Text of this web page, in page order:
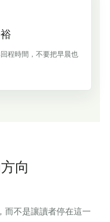
程時間，不要把早晨也
向
而不是讓讀者停在這一